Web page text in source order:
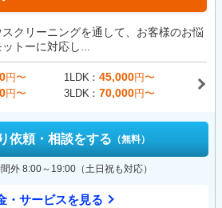
クリーニングを通して、お客様のお悩
トーに対応し...
円〜 1LDK 45,000円〜
円〜 3LDK 70,000円〜
依頼・相談をする （無料）
外 8:00～19:00（土日祝も対応）
・サービスを見る